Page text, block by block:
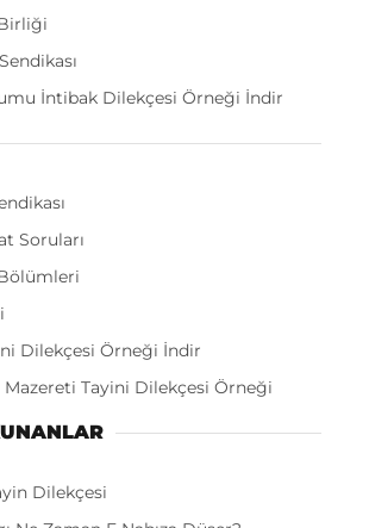
İntibak Dilekçesi Örneği İndir
Soruları
Bölümleri
Dilekçesi Örneği İndir
Tayini Dilekçesi Örneği
Dilekçesi